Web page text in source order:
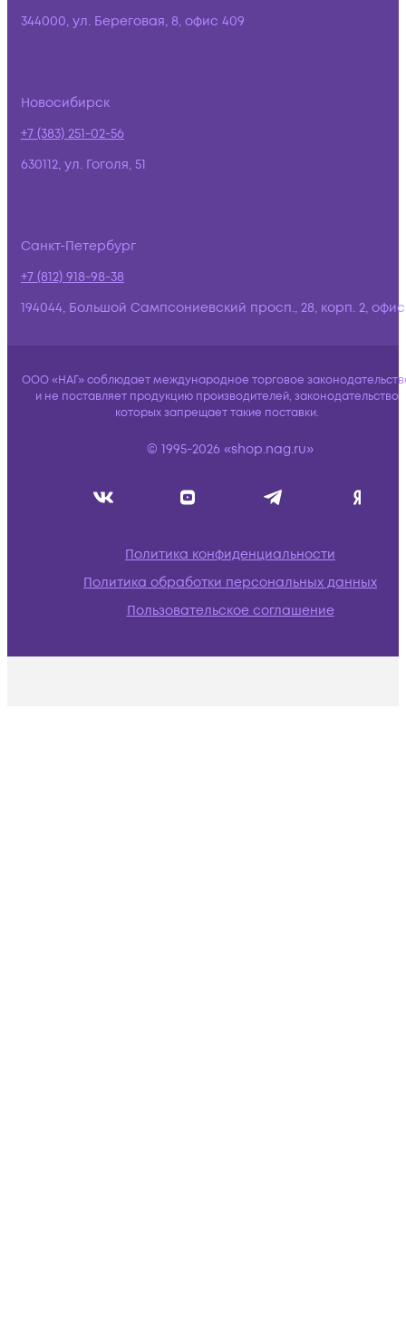
344000, ул. Береговая, 8, офис 409
Новосибирск
+7 (383) 251-02-56
630112, ул. Гоголя, 51
Санкт-Петербург
+7 (812) 918-98-38
194044, Большой Сампсониевский просп., 28, корп. 2,
ООО «НАГ» соблюдает международное торговое
и не поставляет продукцию производителей, законодательство
которых запрещает такие поставки.
© 1995-2026 «shop.nag.ru»
Политика конфиденциальности
Политика обработки персональных данных
Пользовательское соглашение